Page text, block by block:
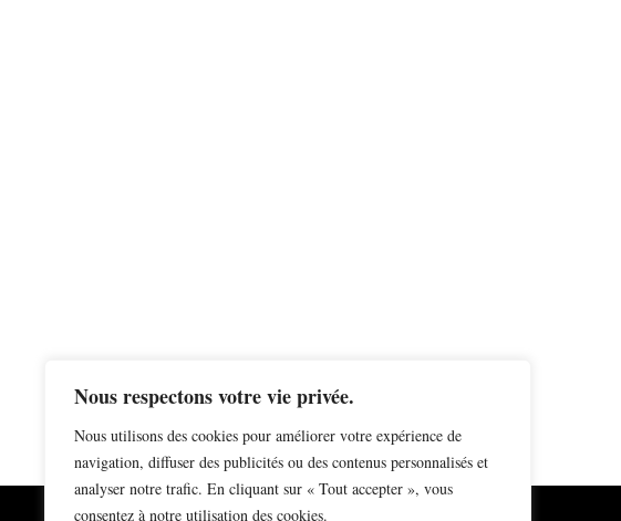
Nous respectons votre vie privée.
Nous utilisons des cookies pour améliorer votre expérience de
navigation, diffuser des publicités ou des contenus personnalisés et
analyser notre trafic. En cliquant sur « Tout accepter », vous
consentez à notre utilisation des cookies.